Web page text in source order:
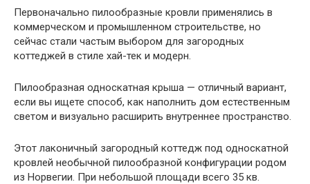
Первоначально пилообразные кровли применялись в
коммерческом и промышленном строительстве, но
сейчас стали частым выбором для загородных
коттеджей в стиле хай-тек и модерн.
Пилообразная односкатная крыша — отличный вариант,
если вы ищете способ, как наполнить дом естественным
светом и визуально расширить внутреннее пространство.
Этот лаконичный загородный коттедж под односкатной
кровлей необычной пилообразной конфигурации родом
из Норвегии. При небольшой площади всего 35 кв.